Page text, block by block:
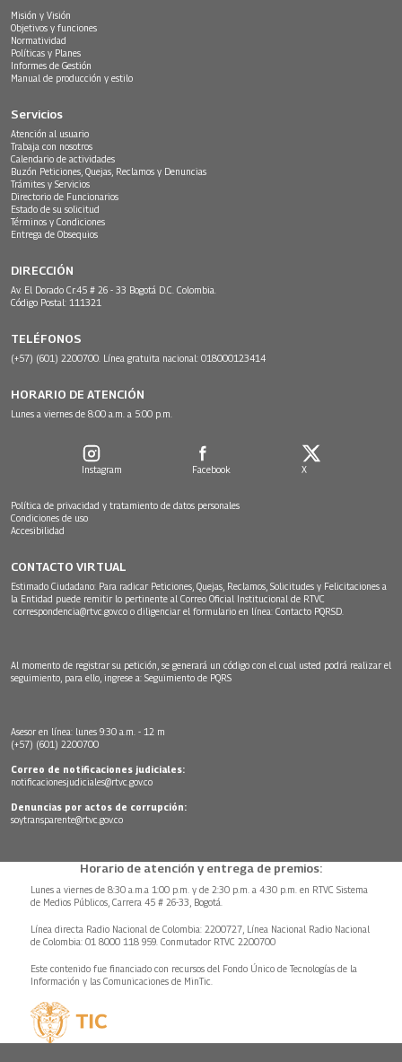
Misión y Visión
Objetivos y funciones
Normatividad
Políticas y Planes
Informes de Gestión
Manual de producción y estilo
Servicios
Atención al usuario
Trabaja con nosotros
Calendario de actividades
Buzón Peticiones, Quejas, Reclamos y Denuncias
Trámites y Servicios
Directorio de Funcionarios
Estado de su solicitud
Términos y Condiciones
Entrega de Obsequios
DIRECCIÓN
Av. El Dorado Cr.45 # 26 - 33 Bogotá D.C. Colombia.
Código Postal: 111321
TELÉFONOS
(+57) (601) 2200700. Línea gratuita nacional: 018000123414
HORARIO DE ATENCIÓN
Lunes a viernes de 8:00 a.m. a 5:00 p.m.
Instagram Facebook X
Política de privacidad y tratamiento de datos personales
Condiciones de uso
Accesibilidad
CONTACTO VIRTUAL
Estimado Ciudadano: Para radicar Peticiones, Quejas, Reclamos, Solicitudes y Felicitaciones a
la Entidad puede remitir lo pertinente al Correo Oficial Institucional de RTVC
correspondencia@rtvc.gov.co o diligenciar el formulario en línea: Contacto PQRSD.
Al momento de registrar su petición, se generará un código con el cual usted podrá realizar el
seguimiento, para ello, ingrese a: Seguimiento de PQRS
Asesor en línea: lunes 9:30 a.m. - 12 m
(+57) (601) 2200700
Correo de notificaciones judiciales:
notificacionesjudiciales@rtvc.gov.co
Denuncias por actos de corrupción:
soytransparente@rtvc.gov.co
Horario de atención y entrega de premios:
Lunes a viernes de 8:30 a.m.a 1:00 p.m. y de 2:30 p.m. a 4:30 p.m. en RTVC Sistema
de Medios Públicos, Carrera 45 # 26-33, Bogotá.
Línea directa Radio Nacional de Colombia: 2200727, Línea Nacional Radio Nacional
de Colombia: 01 8000 118 959. Conmutador RTVC 2200700
Este contenido fue financiado con recursos del Fondo Único de Tecnologías de la
Información y las Comunicaciones de MinTic.